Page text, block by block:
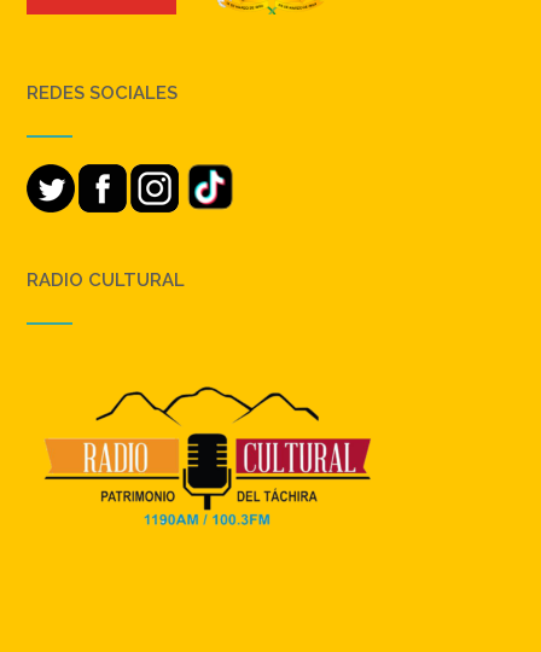
REDES SOCIALES
RADIO CULTURAL